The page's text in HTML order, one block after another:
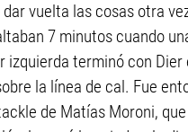
dar vuelta las cosas otra
7 minutos cuando
izquierda terminó con Dier
la línea de cal. Fue
de Matías Moroni,